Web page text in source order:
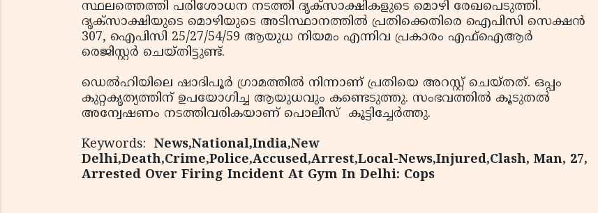
സ്ഥലത്തെത്തി പരിശോധന നടത്തി ദൃക്‌സാക്ഷികളുടെ മൊഴി രേഖപെടുത്തി.
ദൃക്‌സാക്ഷിയുടെ മൊഴിയുടെ അടിസ്ഥാനത്തില്‍ പ്രതിക്കെതിരെ ഐപിസി സെക്ഷന്‍
307, ഐപിസി 25/27/54/59 ആയുധ നിയമം എന്നിവ പ്രകാരം എഫ്ഐആര്‍
രെജിസ്റ്റര്‍ ചെയ്തിട്ടുണ്ട്.
ഡെല്‍ഹിയിലെ ഷാദിപൂര്‍ ഗ്രാമത്തില്‍ നിന്നാണ് പ്രതിയെ അറസ്റ്റ് ചെയ്തത്. ഒപ്പം
കുറ്റകൃത്യത്തിന് ഉപയോഗിച്ച ആയുധവും കണ്ടെടുത്തു. സംഭവത്തില്‍ കൂടുതല്‍
അന്വേഷണം നടത്തിവരികയാണ് പൊലീസ് കൂട്ടിച്ചേര്‍ത്തു.
Keywords: News,National,India,New
Delhi,Death,Crime,Police,Accused,Arrest,Local-News,Injured,Clash, Man, 27,
Arrested Over Firing Incident At Gym In Delhi: Cops